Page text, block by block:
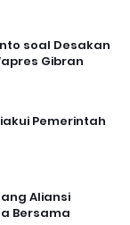
soal Desakan
Gibran
Pemerintah
Aliansi
Bersama